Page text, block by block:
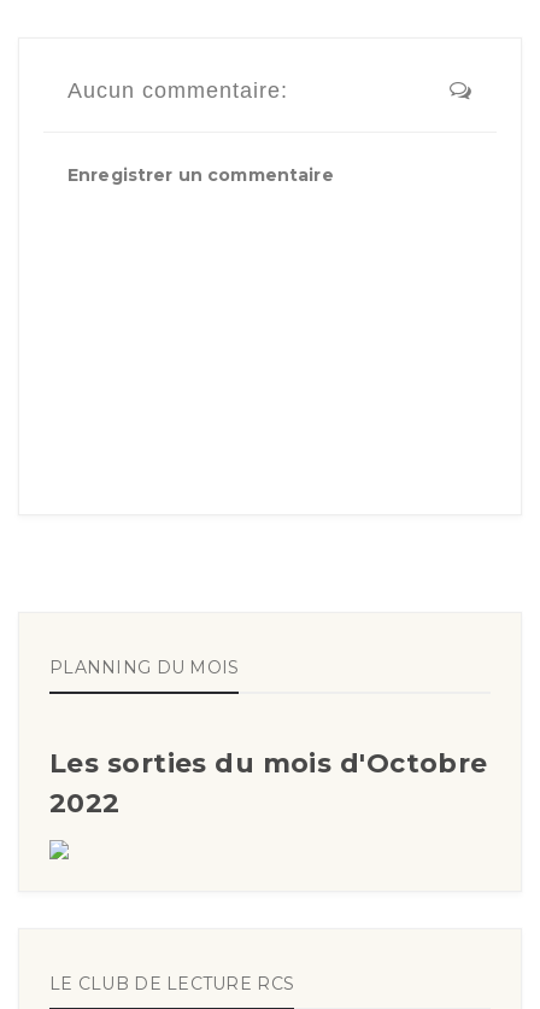
Aucun commentaire:
Enregistrer un commentaire
PLANNING DU MOIS
Les sorties du mois d'Octobre
2022
LE CLUB DE LECTURE RCS